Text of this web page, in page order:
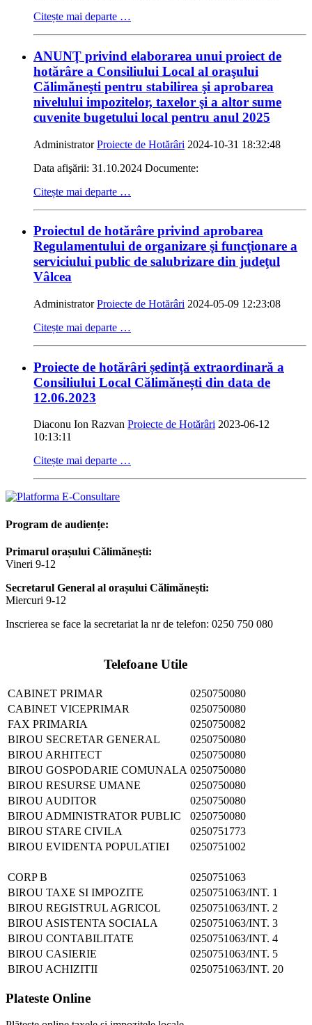
Citește mai departe …
ANUNŢ privind elaborarea unui proiect de
hotărâre a Consiliului Local al oraşului
Călimăneşti pentru stabilirea şi aprobarea
nivelului impozitelor, taxelor şi a altor sume
cuvenite bugetului local pentru anul 2025
AdministratorProiecte de Hotărâri 2024-10-31 18:32:48
Data afişării: 31.10.2024 Documente:
Citește mai departe …
Proiectul de hotărâre privind aprobarea
Regulamentului de organizare şi funcţionare a
serviciului public de salubrizare din judeţul
Vâlcea
AdministratorProiecte de Hotărâri 2024-05-09 12:23:08
Citește mai departe …
Proiecte de hotărâri ședință extraordinară a
Consiliului Local Călimănești din data de
12.06.2023
Diaconu Ion Razvan Proiecte de Hotărâri 2023-06-12
10:13:11
Citește mai departe …
Program de audiențe:
Primarul orașului Călimănești:
Vineri 9-12
Secretarul General al orașului Călimănești:
Miercuri 9-12
Inscrierea se face la secretariat la nr de telefon: 0250 750 080
Telefoane Utile
CABINET PRIMAR
0250750080
CABINET VICEPRIMAR
0250750080
FAX PRIMARIA
0250750082
BIROU SECRETAR GENERAL
0250750080
BIROU ARHITECT
0250750080
BIROU GOSPODARIE COMUNALA 0250750080
BIROU RESURSE UMANE
0250750080
BIROU AUDITOR
0250750080
BIROU ADMINISTRATOR PUBLIC
0250750080
BIROU STARE CIVILA
0250751773
BIROU EVIDENTA POPULATIEI
0250751002
CORP B
0250751063
BIROU TAXE SI IMPOZITE
0250751063/INT. 1
BIROU REGISTRUL AGRICOL
0250751063/INT. 2
BIROU ASISTENTA SOCIALA
0250751063/INT. 3
BIROU CONTABILITATE
0250751063/INT. 4
BIROU CASIERIE
0250751063/INT. 5
BIROU ACHIZITII
0250751063/INT. 20
Plateste Online